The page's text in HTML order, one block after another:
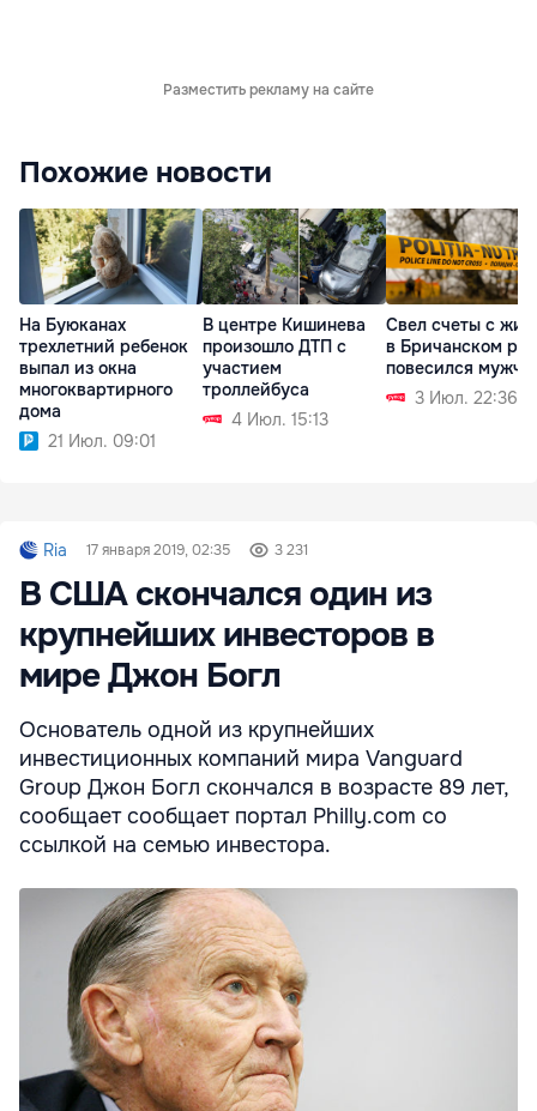
Разместить рекламу на сайте
Похожие новости
На Буюканах
трехлетний ребенок
выпал из окна
многоквартирного
дома
21 Июл. 09:01
В центре Кишинева
произошло ДТП с
участием
троллейбуса
4 Июл. 15:13
Свел счеты с
в Бричанском
повесился
3 Июл. 22:36
Ria 17 января 2019, 02:35 3 231
В США скончался один из
крупнейших инвесторов в
мире Джон Богл
Основатель одной из крупнейших
инвестиционных компаний мира Vanguard
Group Джон Богл скончался в возрасте 89 лет,
сообщает сообщает портал Philly.com со
ссылкой на семью инвестора.